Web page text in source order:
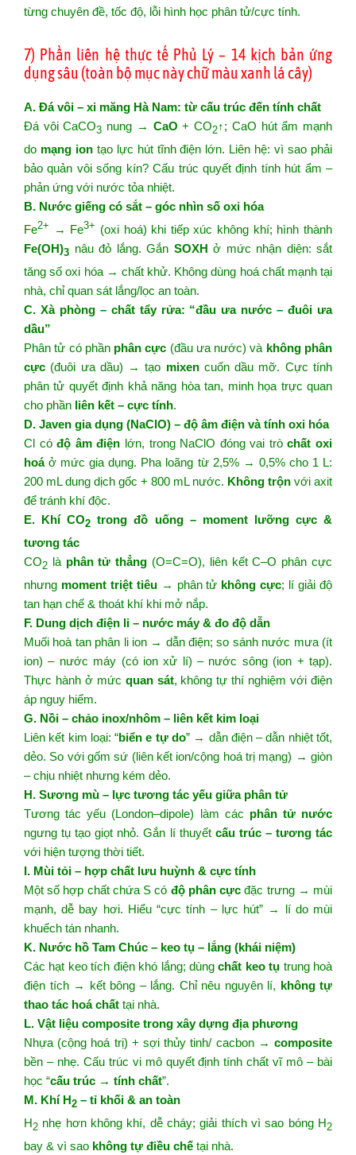
từng chuyên đề, tốc độ, lỗi hình học phân tử/cực tính.
7) Phần liên hệ thực tế Phủ Lý – 14 kịch bản ứng
dụng sâu (toàn bộ mục này chữ màu xanh lá cây)
A. Đá vôi – xi măng Hà Nam: từ cấu trúc đến tính chất
Đá vôi CaCO3 nung → CaO + CO2↑; CaO hút ẩm mạnh
do mạng iontạo lực hút tĩnh điện lớn. Liên hệ: vì sao phải
bảo quản vôi sống kín? Cấu trúc quyết định tính hút ẩm –
phản ứng với nước tỏa nhiệt.
B. Nước giếng có sắt – góc nhìn số oxi hóa
Fe2+ → Fe3+ (oxi hoá) khi tiếp xúc không khí; hình thành
Fe(OH)3 nâu đỏ lắng. Gắn SOXH ở mức nhận diện: sắt
tăng số oxi hóa → chất khử. Không dùng hoá chất mạnh tại
nhà, chỉ quan sát lắng/lọc an toàn.
C. Xà phòng – chất tẩy rửa: “đầu ưa nước – đuôi ưa
dầu”
Phân tử có phần phân cực (đầu ưa nước) và không phân
cực (đuôi ưa dầu) → tạo mixencuốn dầu mỡ. Cực tính
phân tử quyết định khả năng hòa tan, minh họa trực quan
cho phần liên kết – cực tính.
D. Javen gia dụng (NaClO) – độ âm điện và tính oxi hóa
Cl cóđộ âm điện lớn, trong NaClO đóng vai tròchất oxi
hoáở mức gia dụng. Pha loãng từ 2,5% → 0,5% cho 1 L:
200 mL dung dịch gốc + 800 mL nước. Không trộn với axit
để tránh khí độc.
E. Khí CO2 trong đồ uống – moment lưỡng cực &
tương tác
CO2 là phân tử thẳng (O=C=O), liên kết C–O phân cực
nhưng moment triệt tiêu→ phân tử không cực; lí giải độ
tan hạn chế & thoát khí khi mở nắp.
F. Dung dịch điện li – nước máy & đo độ dẫn
Muối hoà tan phân li ion → dẫn điện; so sánh nước mưa (ít
ion) – nước máy (có ion xử lí) – nước sông (ion + tạp).
Thực hành ở mức quan sát, không tự thí nghiệm với điện
áp nguy hiểm.
G. Nồi – chảo inox/nhôm – liên kết kim loại
Liên kết kim loại: “biển e tự do” → dẫn điện – dẫn nhiệt tốt,
dẻo. So với gốm sứ (liên kết ion/cộng hoá trị mạng) → giòn
– chịu nhiệt nhưng kém dẻo.
H. Sương mù – lực tương tác yếu giữa phân tử
Tương tác yếu (London–dipole) làm các phân tử nước
ngưng tụ tạo giọt nhỏ. Gắn lí thuyết cấu trúc – tương tác
với hiện tượng thời tiết.
I. Mùi tỏi – hợp chất lưu huỳnh & cực tính
Một số hợp chất chứa S có độ phân cực đặc trưng → mùi
mạnh, dễ bay hơi. Hiểu “cực tính – lực hút” → lí do mùi
khuếch tán nhanh.
K. Nước hồ Tam Chúc – keo tụ – lắng (khái niệm)
Các hạt keo tích điện khó lắng; dùngchất keo tụ trung hoà
điện tích → kết bông – lắng. Chỉ nêu nguyên lí, không tự
thao tác hoá chất tại nhà.
L. Vật liệu composite trong xây dựng địa phương
Nhựa (cộng hoá trị) + sợi thủy tinh/ cacbon → composite
bền – nhẹ. Cấu trúc vi mô quyết định tính chất vĩ mô – bài
học “cấu trúc → tính chất”.
M. Khí H2 – tỉ khối & an toàn
H2 nhẹ hơn không khí, dễ cháy; giải thích vì sao bóng H2
bay & vì sao không tự điều chế tại nhà.